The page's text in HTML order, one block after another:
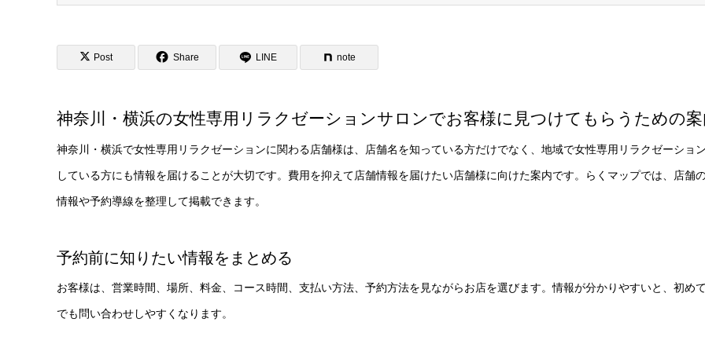
Post Share LINE note
神奈川・横浜の女性専用リラクゼーションサロンでお客様に見つけてもらうための案
神奈川・横浜で女性専用リラクゼーションに関わる店舗様は、店舗名を知っている方だけでなく、地域で女性専用リラクゼーショ
している方にも情報を届けることが大切です。費用を抑えて店舗情報を届けたい店舗様に向けた案内です。らくマップでは、店舗
情報や予約導線を整理して掲載できます。
予約前に知りたい情報をまとめる
お客様は、営業時間、場所、料金、コース時間、支払い方法、予約方法を見ながらお店を選びます。情報が分かりやすいと、初め
でも問い合わせしやすくなります。